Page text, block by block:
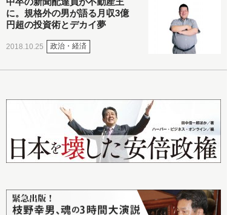
に。規格外の男が語る月収3億
円超の投資術とデカイ夢
2018.10.25 政治・経済